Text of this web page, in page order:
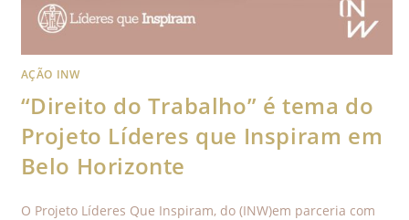
AÇÃO INW
“Direito do Trabalho” é tema do
Projeto Líderes que Inspiram em
Belo Horizonte
O Projeto Líderes Que Inspiram, do (INW)em parceria com